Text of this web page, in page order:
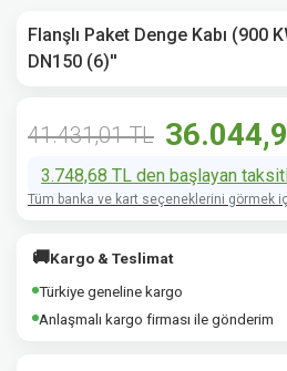
Flanşlı Paket Denge Kabı (900
DN150 (6)''
41.431,01 TL
3.748,68 TL den başlayan
Tüm banka ve kart seçeneklerini görmek
🚚Kargo & Teslimat
Türkiye geneline kargo
Anlaşmalı kargo firması ile gönderim